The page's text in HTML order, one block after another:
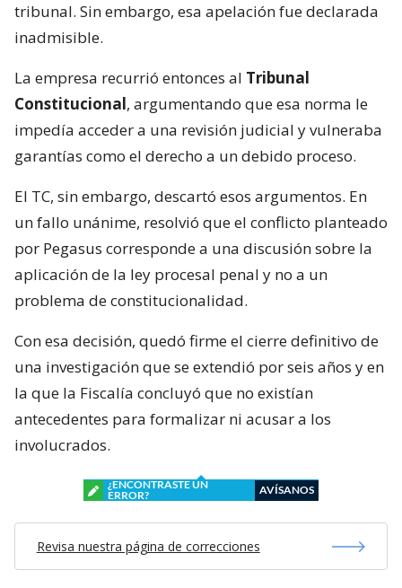
tribunal. Sin embargo, esa apelación fue declarada
inadmisible.
La empresa recurrió entonces al Tribunal
Constitucional, argumentando que esa norma le
impedía acceder a una revisión judicial y vulneraba
garantías como el derecho a un debido proceso.
El TC, sin embargo, descartó esos argumentos. En
un fallo unánime, resolvió que el conflicto planteado
por Pegasus corresponde a una discusión sobre la
aplicación de la ley procesal penal y no a un
problema de constitucionalidad.
Con esa decisión, quedó firme el cierre definitivo de
una investigación que se extendió por seis años y en
la que la Fiscalía concluyó que no existían
antecedentes para formalizar ni acusar a los
involucrados.
¿ENCONTRASTE UN
ERROR?
AVÍSANOS
Revisa nuestra página de correcciones